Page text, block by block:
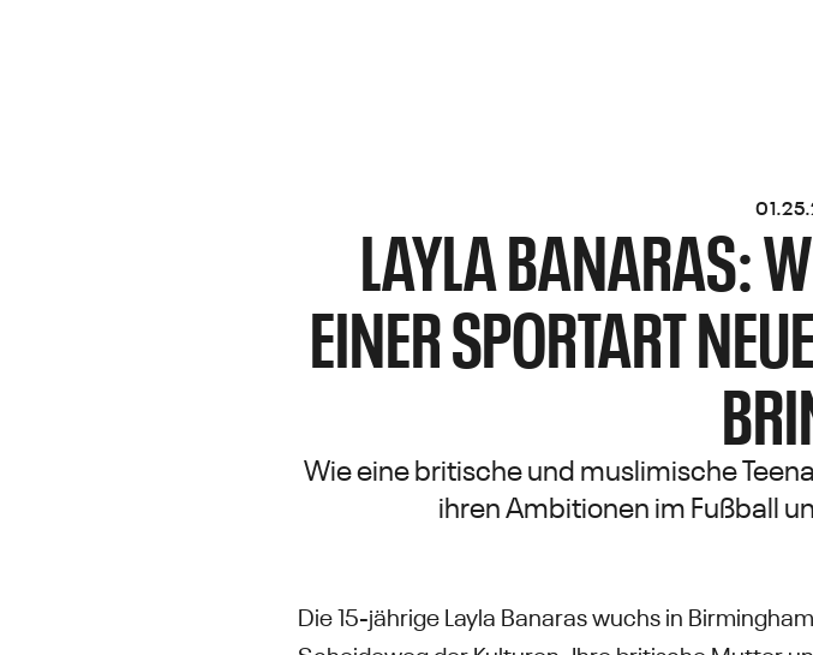
LAYLA BANARAS:
EINER SPORTART
Wie eine britische und muslimische
ihren Ambitionen im Fußball
Die 15-jährige Layla Banaras wuchs in